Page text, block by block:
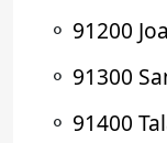
⚬ 91200
⚬ 91300
⚬ 91400